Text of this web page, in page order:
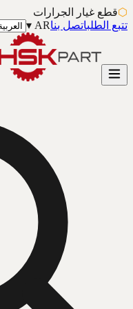
⬡قطع غيار الجرارات
تتبع الطلباتصل بناAR
▾